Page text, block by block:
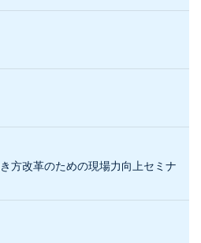
方改革のための現場力向上セミナ